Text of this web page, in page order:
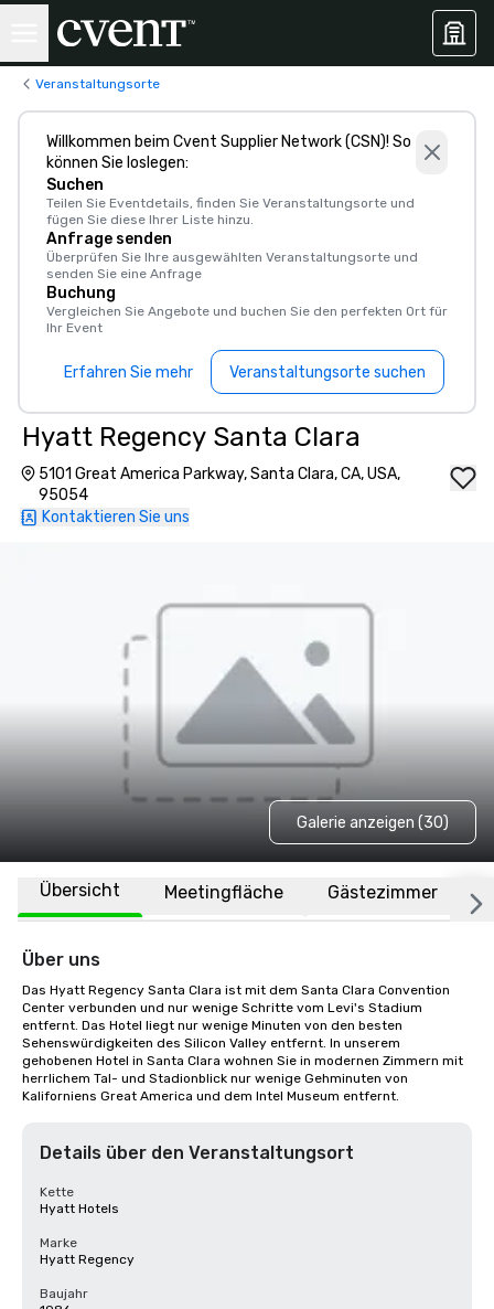
Veranstaltungsorte
Willkommen beim Cvent Supplier Network (CSN)! So
können Sie loslegen:
Suchen
Teilen Sie Eventdetails, finden Sie Veranstaltungsorte und
fügen Sie diese Ihrer Liste hinzu.
Anfrage senden
Überprüfen Sie Ihre ausgewählten Veranstaltungsorte und
senden Sie eine Anfrage
Buchung
Vergleichen Sie Angebote und buchen Sie den perfekten Ort für
Ihr Event
Erfahren Sie mehr Veranstaltungsorte suchen
Hyatt Regency Santa Clara
5101 Great America Parkway, Santa Clara, CA, USA,
95054
Kontaktieren Sie uns
Galerie anzeigen (30)
Übersicht Meetingfläche Gästezimmer
Über uns
Das Hyatt Regency Santa Clara ist mit dem Santa Clara Convention
Center verbunden und nur wenige Schritte vom Levi's Stadium
entfernt. Das Hotel liegt nur wenige Minuten von den besten
Sehenswürdigkeiten des Silicon Valley entfernt. In unserem
gehobenen Hotel in Santa Clara wohnen Sie in modernen Zimmern mit
herrlichem Tal- und Stadionblick nur wenige Gehminuten von
Kaliforniens Great America und dem Intel Museum entfernt.
Details über den Veranstaltungsort
Kette
Hyatt Hotels
Marke
Hyatt Regency
Baujahr